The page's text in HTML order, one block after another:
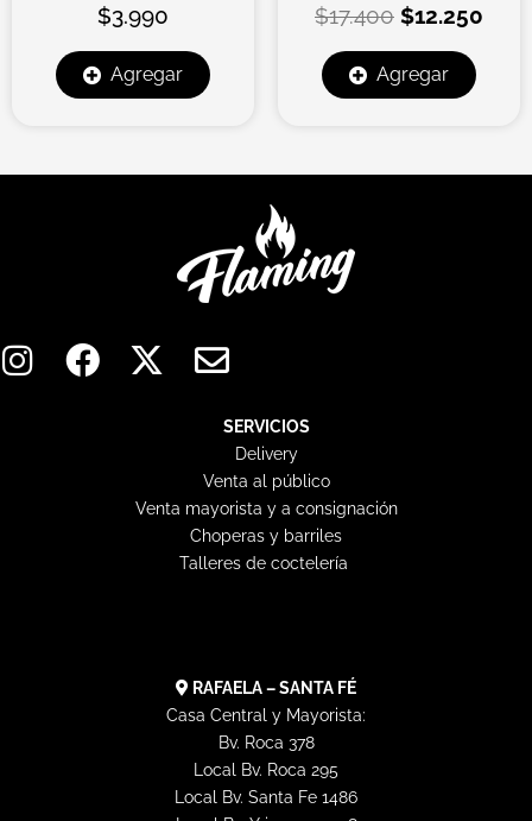
$3.990
Agregar
$17.400 $12.250
Agregar
n
a
-
t
n
e
l
o
p
e
SERVICIOS
Delivery
Venta al público
Venta mayorista y a consignación
Choperas y barriles
Talleres de coctelería
RAFAELA – SANTA FÉ
Casa Central y Mayorista:
Bv. Roca 378
Local Bv. Roca 295
Local Bv. Santa Fe 1486